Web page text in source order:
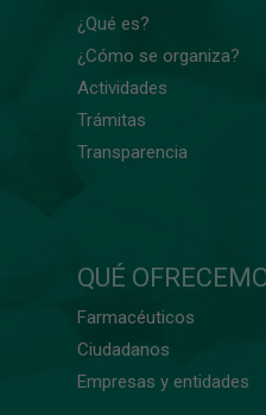
¿Qué es?
¿Cómo se organiza?
Actividades
Trámitas
Transparencia
QUÉ
Farmacéuticos
Ciudadanos
Empresas y entidades